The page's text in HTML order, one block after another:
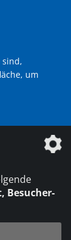
sind,
um
der
Besucher-